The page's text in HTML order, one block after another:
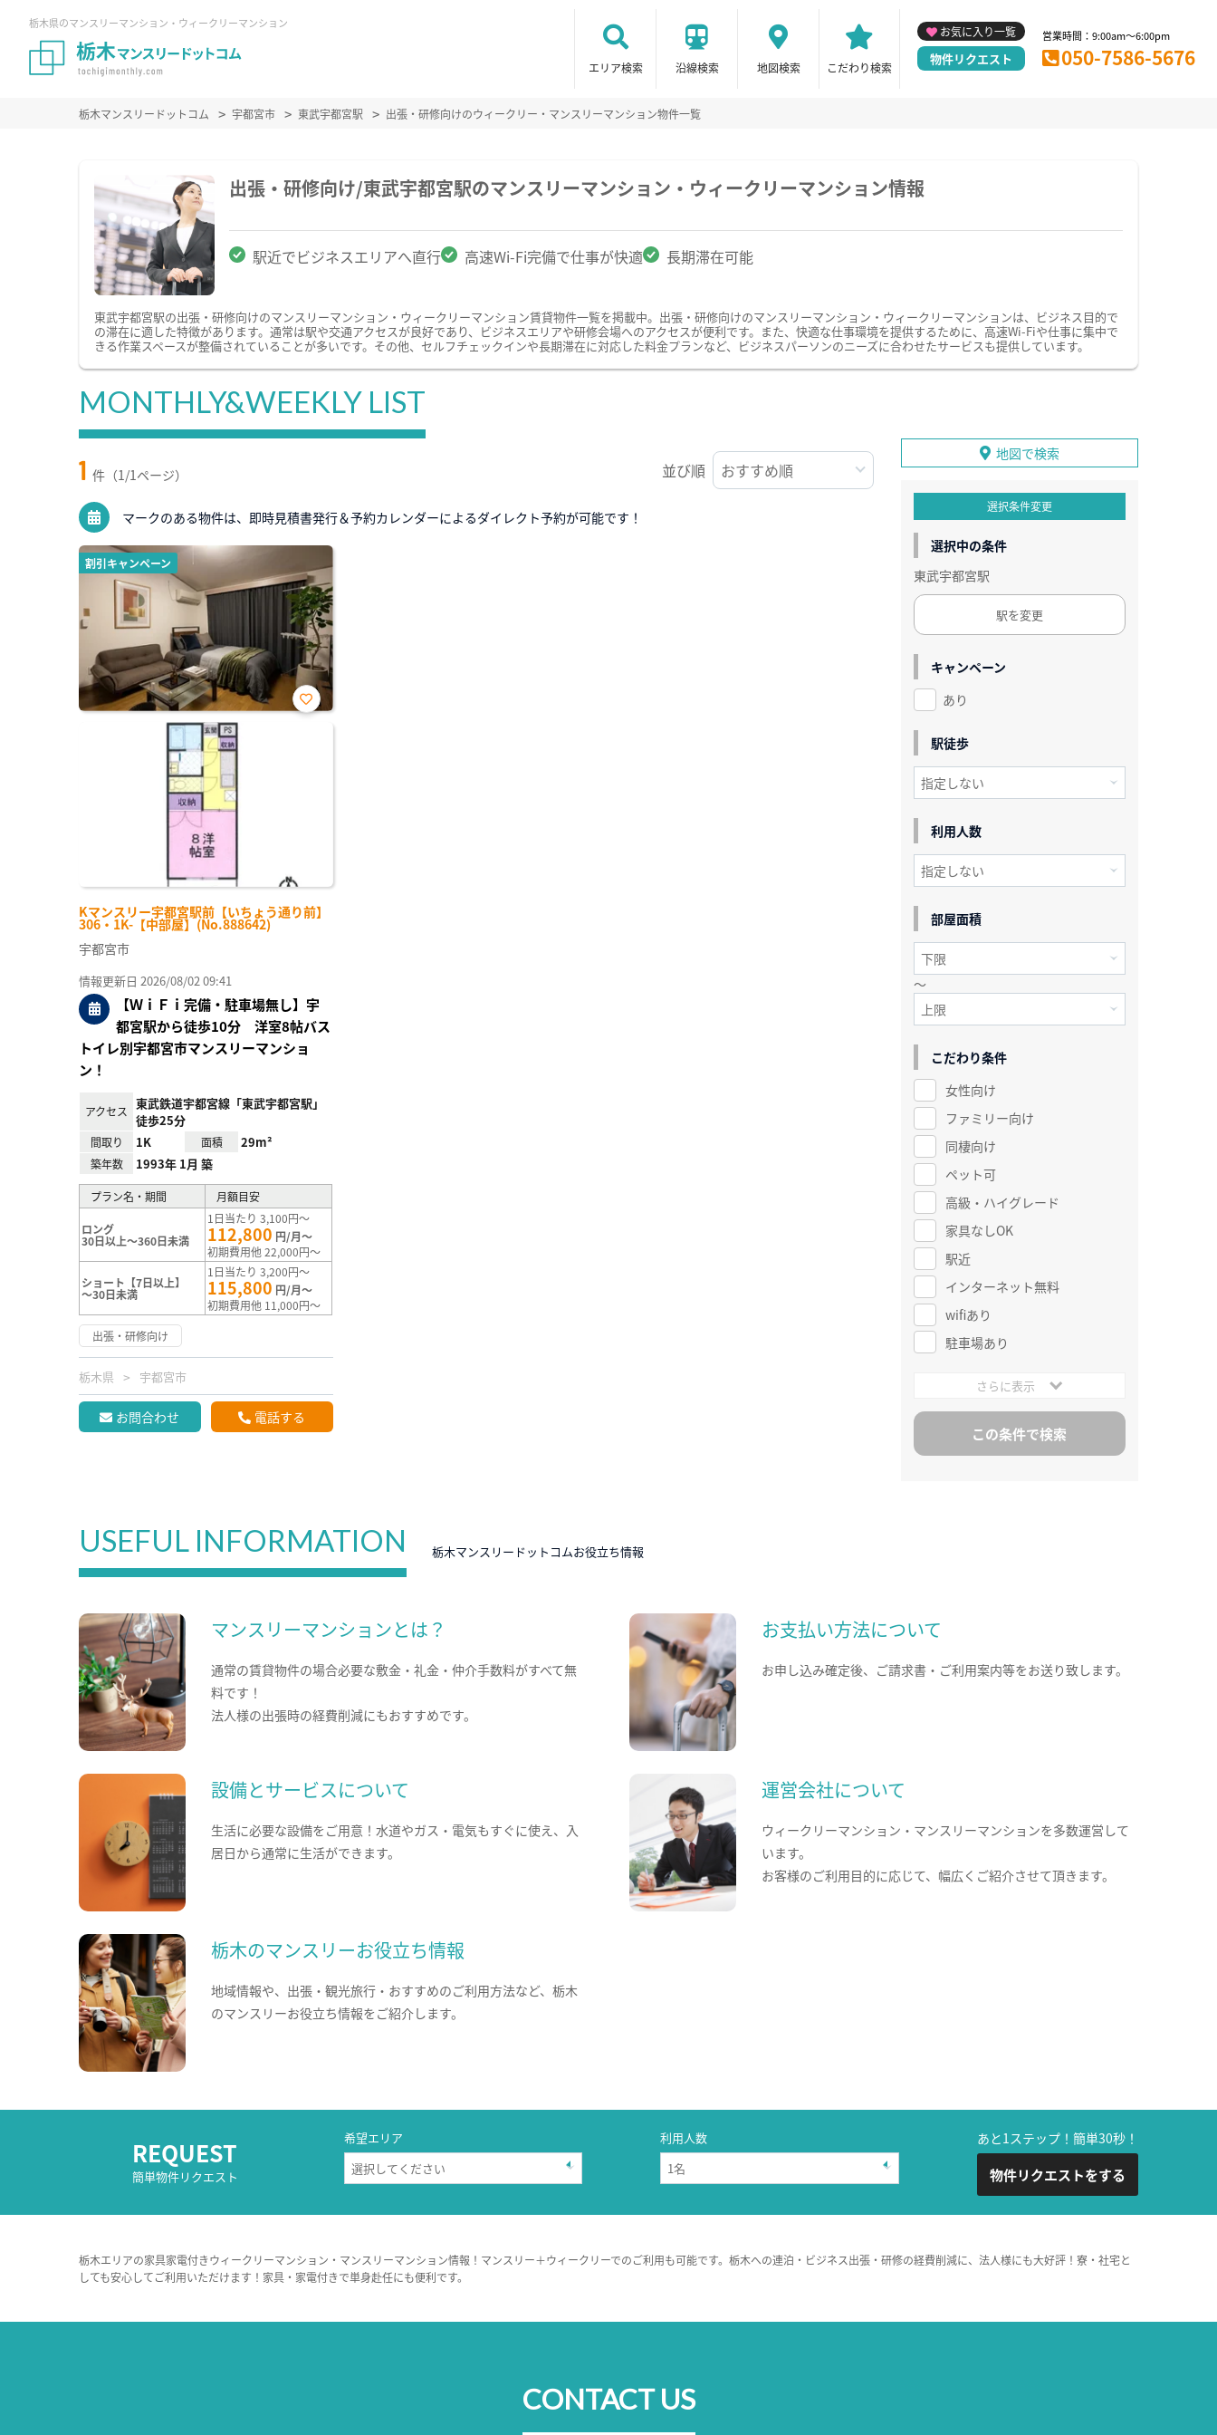
栃木県のマンスリーマンション・ウィークリーマンション
エリア検索 沿線検索 地図検索 こだわり検索
お気に入り一覧
物件リクエスト
営業時間：9:00am～6:00pm
050-7586-5676
栃木マンスリードットコム 宇都宮市 東武宇都宮駅 出張・研修向けのウィークリー・マンスリーマンション物件一覧
出張・研修向け/東武宇都宮駅のマンスリーマンション・ウィークリーマンション情報
駅近でビジネスエリアへ直行 高速Wi-Fi完備で仕事が快適 長期滞在可能
東武宇都宮駅の出張・研修向けのマンスリーマンション・ウィークリーマンション賃貸物件一覧を掲載中。出張・研修向けのマンスリーマンション・ウィークリーマンションは、ビジネス目的で
の滞在に適した特徴があります。通常は駅や交通アクセスが良好であり、ビジネスエリアや研修会場へのアクセスが便利です。また、快適な仕事環境を提供するために、高速Wi-Fiや仕事に集中で
きる作業スペースが整備されていることが多いです。その他、セルフチェックインや長期滞在に対応した料金プランなど、ビジネスパーソンのニーズに合わせたサービスも提供しています。
MONTHLY&WEEKLY LIST
1 件（1/1ページ） 並び順
マークのある物件は、即時見積書発行＆予約カレンダーによるダイレクト予約が可能です！
割引キャンペーン
Kマンスリー宇都宮駅前【いちょう通り前】
306・1K-【中部屋】(No.888642)
お気
宇都宮市
情報更新日 2026/08/02 09:41
【ＷｉＦｉ完備・駐車場無し】宇
都宮駅から徒歩10分 洋室8帖バス
トイレ別宇都宮市マンスリーマンショ
ン！
アクセス
東武鉄道宇都宮線「東武宇都宮駅」
徒歩25分
間取り 1K 面積 29m²
築年数 1993年 1月 築
プラン名・期間 月額目安
ロング
30日以上～360日未満
1日当たり 3,100円～
112,800 円/月～
初期費用他 22,000円～
ショート【7日以上】
～30日未満
1日当たり 3,200円～
115,800 円/月～
初期費用他 11,000円～
出張・研修向け
栃木県 宇都宮市
お問合わせ 電話する
地図で検索
選択条件変更
選択中の条件
東武宇都宮駅
駅を変更
キャンペーン
あり
駅徒歩
利用人数
部屋面積
～
こだわり条件
女性向け
ファミリー向け
同棲向け
ペット可
高級・ハイグレード
家具なしOK
駅近
インターネット無料
wifiあり
駐車場あり
さらに表示
USEFUL INFORMATION 栃木マンスリードットコムお役立ち情報
マンスリーマンションとは？
通常の賃貸物件の場合必要な敷金・礼金・仲介手数料がすべて無
料です！
法人様の出張時の経費削減にもおすすめです。
お支払い方法について
お申し込み確定後、ご請求書・ご利用案内等をお送り致します。
設備とサービスについて
生活に必要な設備をご用意！水道やガス・電気もすぐに使え、入
居日から通常に生活ができます。
運営会社について
ウィークリーマンション・マンスリーマンションを多数運営して
います。
お客様のご利用目的に応じて、幅広くご紹介させて頂きます。
栃木のマンスリーお役立ち情報
地域情報や、出張・観光旅行・おすすめのご利用方法など、栃木
のマンスリーお役立ち情報をご紹介します。
REQUEST
簡単物件リクエスト
希望エリア 利用人数 あと1ステップ！簡単30秒！
物件リクエストをする
栃木エリアの家具家電付きウィークリーマンション・マンスリーマンション情報！マンスリー＋ウィークリーでのご利用も可能です。栃木への連泊・ビジネス出張・研修の経費削減に、法人様にも大好評！寮・社宅と
しても安心してご利用いただけます！家具・家電付きで単身赴任にも便利です。
CONTACT US